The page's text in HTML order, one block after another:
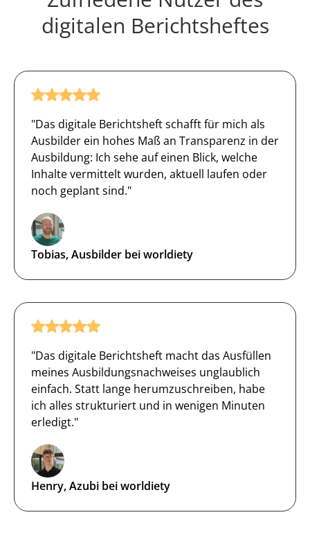
digitalen Berichtsheftes
"Das digitale Berichtsheft schafft für mich als
Ausbilder ein hohes Maß an Transparenz in der
Ausbildung: Ich sehe auf einen Blick, welche
Inhalte vermittelt wurden, aktuell laufen oder
noch geplant sind."
Tobias, Ausbilder bei worldiety
"Das digitale Berichtsheft macht das Ausfüllen
meines Ausbildungsnachweises unglaublich
einfach. Statt lange herumzuschreiben, habe
ich alles strukturiert und in wenigen Minuten
erledigt."
Henry, Azubi bei worldiety